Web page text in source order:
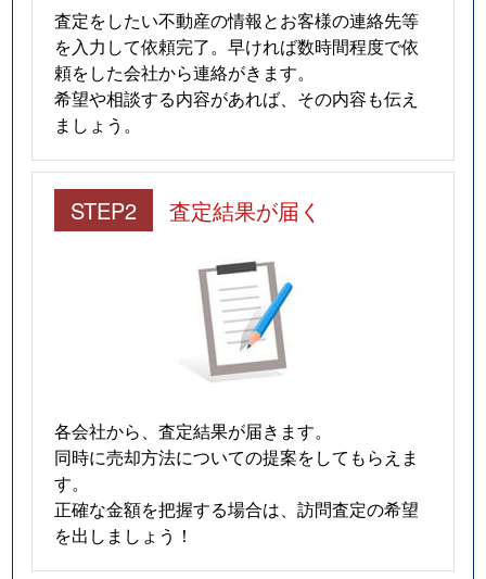
査定をしたい不動産の情報とお客様の連絡先等
を入力して依頼完了。早ければ数時間程度で依
頼をした会社から連絡がきます。
希望や相談する内容があれば、その内容も伝え
ましょう。
STEP2 査定結果が届く
各会社から、査定結果が届きます。
同時に売却方法についての提案をしてもらえま
す。
正確な金額を把握する場合は、訪問査定の希望
を出しましょう！